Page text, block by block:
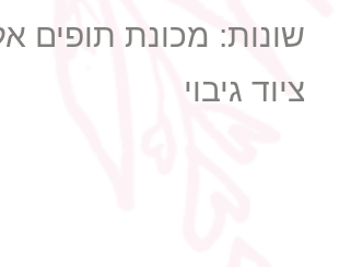
שונות: מכונת תופים
ציוד גיבוי